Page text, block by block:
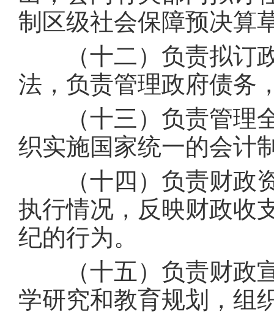
制区级社会保障预决算
（十二）负责拟订政
法，负责管理政府债务
（十三）负责管理全
织实施国家统一的会计
（十四）负责财政资
执行情况，反映财政收
纪的行为。
（十五）负责财政宣
学研究和教育规划，组